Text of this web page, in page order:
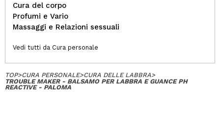
Cura del corpo
Profumi e Vario
Massaggi e Relazioni sessuali
Vedi tutti da Cura personale
TOP>CURA PERSONALE>CURA DELLE LABBRA>
TROUBLE MAKER - BALSAMO PER LABBRA E GUANCE PH
REACTIVE - PALOMA